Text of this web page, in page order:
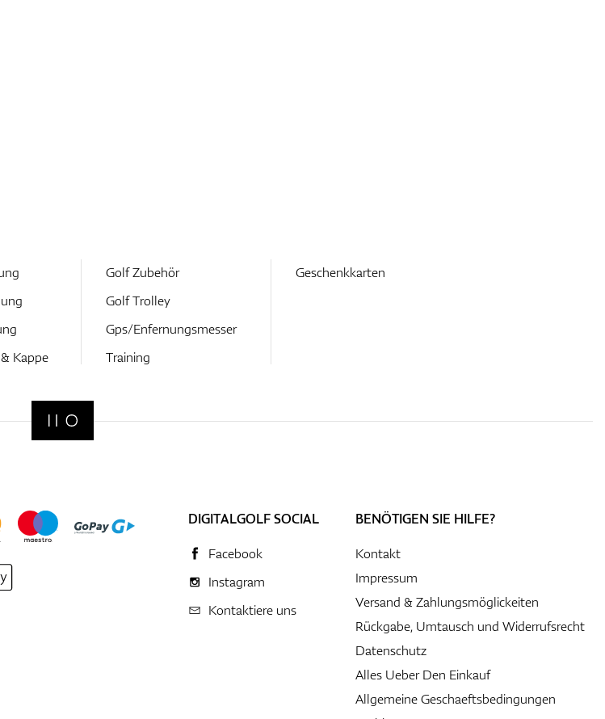
Kappe
Golf Zubehör
Golf Trolley
Gps/Enfernungsmesser
Training
Geschenkkarten
DIGITALGOLF SOCIAL
Facebook
Instagram
Kontaktiere uns
BENÖTIGEN SIE HILFE?
Kontakt
Impressum
Versand & Zahlungsmöglickeiten
Rückgabe, Umtausch und Widerrufsrecht
Datenschutz
Alles Ueber Den Einkauf
Allgemeine Geschaeftsbedingungen